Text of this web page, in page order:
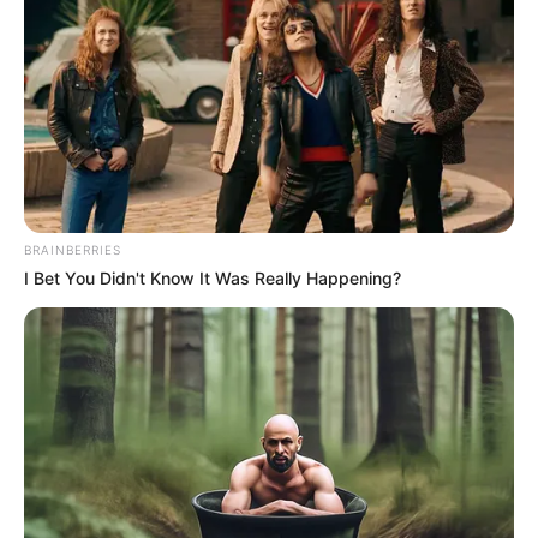
(foto: BBC)
Seperti yang sudah dijelaskan, sebagian besar bisnis Trump berasal
dari pembangunan properti dan lapangan golf. Tidak terbatas di
negaranya, Trump juga menjadi pengusah properti ternama di
berbaga negara.
Terkait jabatannya sebagai presiden, ia memang diperbolehkan
untuk tetap berbisnis. Namun pengelolaannya diserahkan ke
BRAINBERRIES
I Bet You Didn't Know It Was Really Happening?